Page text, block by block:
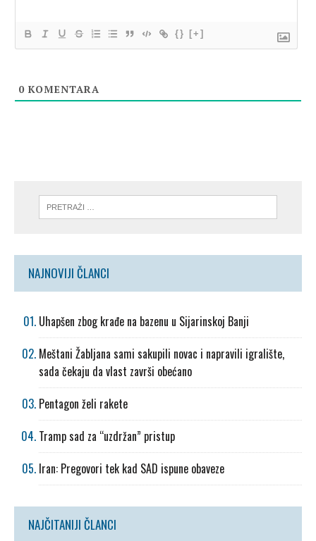
{} [+]
0 KOMENTARA
NAJNOVIJI ČLANCI
Uhapšen zbog krađe na bazenu u Sijarinskoj Banji
Meštani Žabljana sami sakupili novac i napravili igralište,
sada čekaju da vlast završi obećano
Pentagon želi rakete
Tramp sad za “uzdržan” pristup
Iran: Pregovori tek kad SAD ispune obaveze
NAJČITANIJI ČLANCI